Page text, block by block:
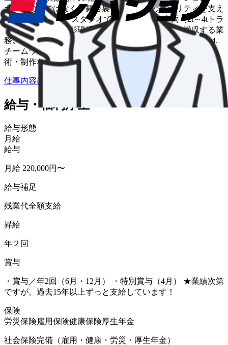
カメラの前ではなく「舞台裏」で、作品のクオリティを支え
る役割。 2. ロケ・スタジオでの機材搬入出 車両（2t～4tトラ
ック）を使って撮影現場まで機材を搬入・設置・撤収する業
務。 都内中心だが、地方ロケに帯同するケースもある。 4.
チームワーク重視の環境 撮影現場では、照明チーム・美
術・制作など多職種が連携。
仕事内容について詳しく知りたい
給与・福利厚生
給与形態
月給
給与
月給 220,000円〜
給与補足
残業代全額支給
昇給
年２回
賞与
・賞与／年2回（6月・12月） ・特別賞与（4月） ★業績次第
ですが、過去15年以上ずっと支給しています！
保険
労災保険雇用保険健康保険厚生年金
社会保険完備（雇用・健康・労災・厚生年金）